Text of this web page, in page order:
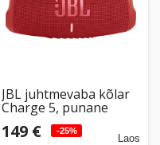
JBL juhtmevaba kõlar
Charge 5, punane
149 € -25%
Laos